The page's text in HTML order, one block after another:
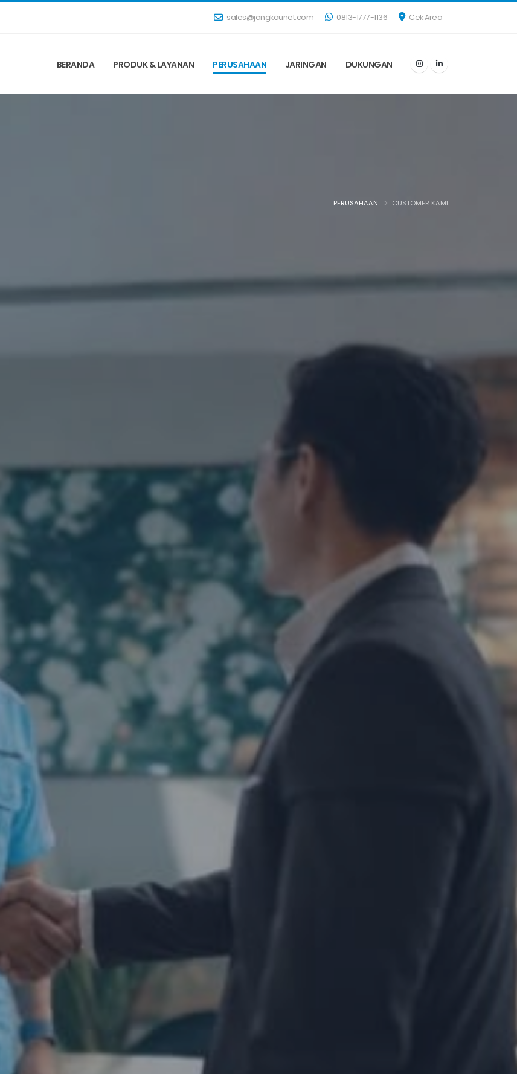
sales@jangkaunet.com 0813-1777-1136 Cek Area
BERANDA PRODUK & LAYANAN PERUSAHAAN JARINGAN DUKUNGAN
PERUSAHAAN CUSTOMER KAMI